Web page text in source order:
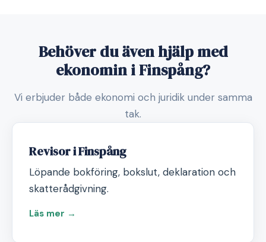
Behöver du även hjälp med
ekonomin i Finspång?
Vi erbjuder både ekonomi och juridik under samma
tak.
Revisor i Finspång
Löpande bokföring, bokslut, deklaration och
skatterådgivning.
Läs mer →